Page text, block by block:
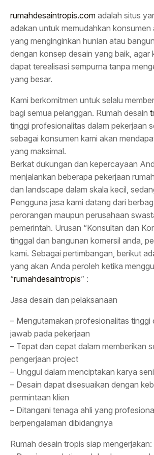
rumahdesaintropis.com adalah situs
adakan untuk memudahkan konsumen
yang menginginkan hunian atau
dengan konsep desain yang baik, agar
dapat terealisasi sempurna tanpa
yang besar.
Kami berkomitmen untuk selalu
bagi semua pelanggan. Rumah desain t
tinggi profesionalitas dalam pekerjaan
sebagai konsumen kami akan
yang maksimal.
Berkat dukungan dan kepercayaan
menjalankan beberapa pekerjaan
dan landscape dalam skala kecil,
Pengguna jasa kami datang dari
perorangan maupun perusahaan
pemerintah. Urusan “Konsultan dan
tinggal dan bangunan komersil anda,
kami. Sebagai pertimbangan, berikut
yang akan Anda peroleh ketika
“rumahdesaintropis” :
Jasa desain dan pelaksanaan
– Mengutamakan profesionalitas tinggi
jawab pada pekerjaan
– Tepat dan cepat dalam memberikan
pengerjaan project
– Unggul dalam menciptakan karya
– Desain dapat disesuaikan dengan
permintaan klien
– Ditangani tenaga ahli yang
berpengalaman dibidangnya
Rumah desain tropis siap mengerjakan: